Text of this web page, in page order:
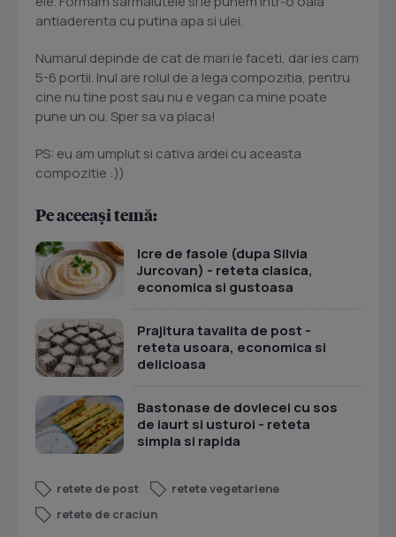
antiaderenta cu putina apa si ulei.
Numarul depinde de cat de mari le faceti, dar ies cam
5-6 portii. Inul are rolul de a lega compozitia, pentru
cine nu tine post sau nu e vegan ca mine poate
pune un ou. Sper sa va placa!
PS: eu am umplut si cativa ardei cu aceasta
compozitie :))
Pe aceeași temă:
Icre de fasole (dupa Silvia
Jurcovan) - reteta clasica,
economica si gustoasa
Prajitura tavalita de post -
reteta usoara, economica si
delicioasa
Bastonase de dovlecei cu sos
de iaurt si usturoi - reteta
simpla si rapida
retete de post
retete vegetariene
retete de craciun